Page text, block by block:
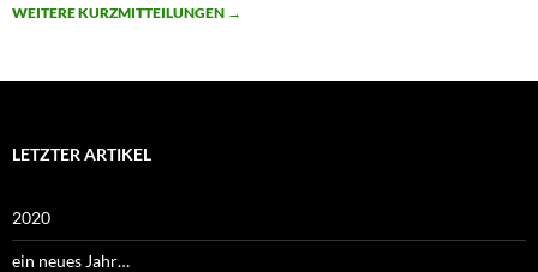
WEITERE KURZMITTEILUNGEN →
LETZTER ARTIKEL
2020
ein neues Jahr…